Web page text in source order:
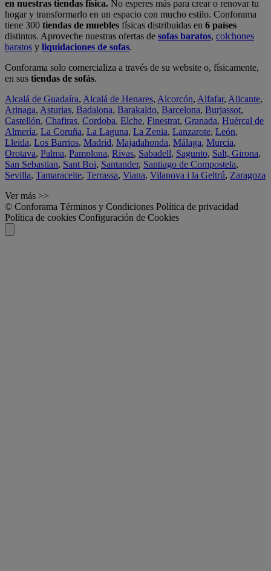
en nuestras tiendas física. No esperes más para crear o renovar tu
hogar y transformarlo en un espacio con mucho estilo. Conforama
tiene 300 tiendas de muebles físicas distribuidas en 6 países
distintos. Aproveche nuestras ofertas de sofas baratos, colchones
baratos y liquidaciones de sofas.
Conforama solo comercializa a través de su website o, físicamente,
en sus tiendas de sofás.
Alcalá de Guadaíra, Alcalá de Henares, Alcorcón, Alfafar, Alicante,
Arinaga, Asturias, Badalona, Barakaldo, Barcelona, Burjassot,
Castellón, Chafiras, Cordoba, Elche, Finestrat, Granada, Huércal de
Almería, La Coruña, La Laguna, La Zenia, Lanzarote, León,
Lleida, Los Barrios, Madrid, Majadahonda, Málaga, Murcia,
Orotava, Palma, Pamplona, Rivas, Sabadell, Sagunto, Salt, Girona,
San Sebastian, Sant Boi, Santander, Santiago de Compostela,
Sevilla, Tamaraceite, Terrassa, Viana, Vilanova i la Geltrú, Zaragoza
Ver más >>
© Conforama Términos y Condiciones Política de privacidad
Política de cookies Configuración de Cookies